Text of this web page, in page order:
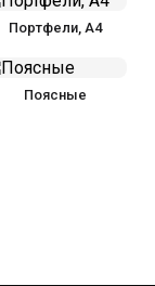
Портфели, А4
Поясные